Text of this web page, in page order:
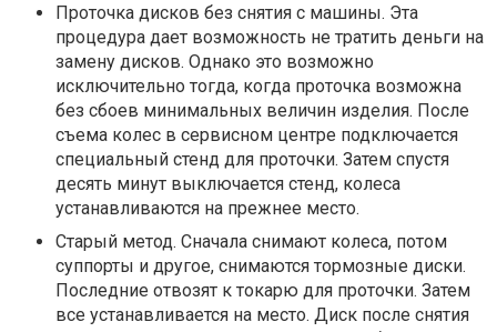
Проточка дисков без снятия с машины. Эта
процедура дает возможность не тратить деньги на
замену дисков. Однако это возможно
исключительно тогда, когда проточка возможна
без сбоев минимальных величин изделия. После
съема колес в сервисном центре подключается
специальный стенд для проточки. Затем спустя
десять минут выключается стенд, колеса
устанавливаются на прежнее место.
Старый метод. Сначала снимают колеса, потом
суппорты и другое, снимаются тормозные диски.
Последние отвозят к токарю для проточки. Затем
все устанавливается на место. Диск после снятия